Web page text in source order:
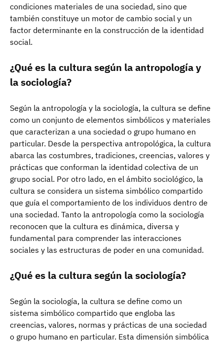
condiciones materiales de una sociedad, sino que
también constituye un motor de cambio social y un
factor determinante en la construcción de la identidad
social.
¿Qué es la cultura según la antropología y
la sociología?
Según la antropología y la sociología, la cultura se define
como un conjunto de elementos simbólicos y materiales
que caracterizan a una sociedad o grupo humano en
particular. Desde la perspectiva antropológica, la cultura
abarca las costumbres, tradiciones, creencias, valores y
prácticas que conforman la identidad colectiva de un
grupo social. Por otro lado, en el ámbito sociológico, la
cultura se considera un sistema simbólico compartido
que guía el comportamiento de los individuos dentro de
una sociedad. Tanto la antropología como la sociología
reconocen que la cultura es dinámica, diversa y
fundamental para comprender las interacciones
sociales y las estructuras de poder en una comunidad.
¿Qué es la cultura según la sociología?
Según la sociología, la cultura se define como un
sistema simbólico compartido que engloba las
creencias, valores, normas y prácticas de una sociedad
o grupo humano en particular. Esta dimensión simbólica